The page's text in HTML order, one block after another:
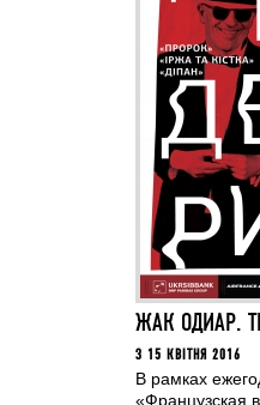
ЖАК ОДИАР.
З 15 КВІТНЯ 2016
В рамках
«Французская